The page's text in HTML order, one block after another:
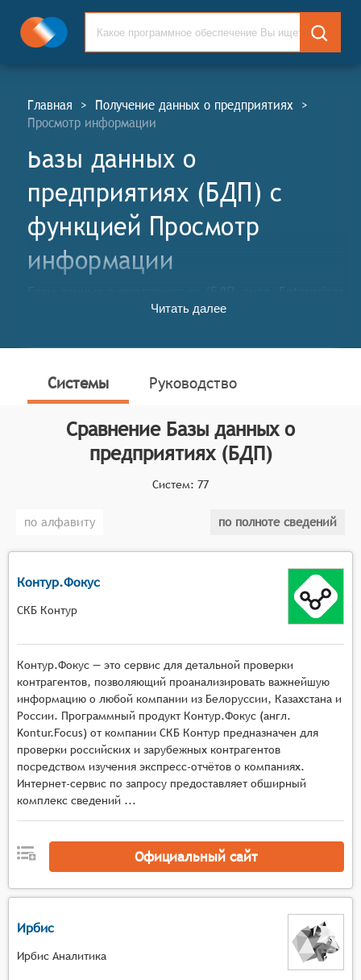
Главная > Получение данных о предприятиях >
Просмотр информации
Базы данных о
предприятиях (БДП) c
функцией Просмотр
информации
Databases, EDG) для поиска, подбора, проверки и
отрасли и регионе. БДП применяются в компаниях
клиентов и поставщиков), а также для обеспечения
информационной, финансовой, производственной и
иных видов безопасности деятельности.
Классификатор программных продуктов Соваре
для систем. Для того чтобы соответствовать
должны иметь следующие функциональные
возможности:
Сбор и хранение данных: системы должны
обеспечивать сбор и хранение информации о
предприятиях из различных источников,
включая официальные реестры, социальные
сети, отзывы клиентов и другие открытые
данные. Это позволяет пользователям получить
доступ к обширной базе данных о
предприятиях.
Поиск и фильтрация: системы должны
предоставлять возможность поиска и
фильтрации данных по различным критериям,
таким как название предприятия, сфера
сокращает время на её получение.
Анализ данных: системы могут включать
функции для анализа собранных данных,
например, расчёт финансовых показателей,
оценка рисков сотрудничества, анализ связей и
аффилированности и т.п. Это помогает
Читать далее
Системы Руководство
Сравнение Базы данных о
предприятиях (БДП)
Систем: 77
по алфавиту по полноте сведений
Контур.Фокус
СКБ Контур
Контур.Фокус — это сервис для детальной проверки
контрагентов, позволяющий проанализировать важнейшую
информацию о любой компании из Белоруссии, Казахстана и
России. Программный продукт Контур.Фокус (англ.
Kontur.Focus) от компании СКБ Контур предназначен для
проверки российских и зарубежных контрагентов
посредством изучения экспресс-отчётов о компаниях.
Интернет-сервис по запросу предоставляет обширный
комплекс сведений ...
Официальный сайт
Ирбис
Ирбис Аналитика